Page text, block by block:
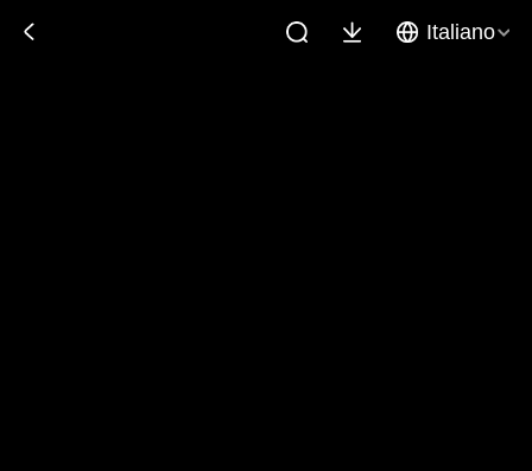
Italiano